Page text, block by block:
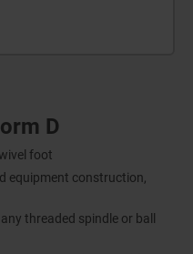
D
foot
equipment construction,
threaded spindle or ball